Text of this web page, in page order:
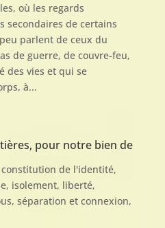
où les regards
secondaires de certains
parlent de ceux du
de guerre, de couvre-feu,
des vies et qui se
à...
pour notre bien de
constitution de l'identité,
, isolement, liberté,
, séparation et connexion,